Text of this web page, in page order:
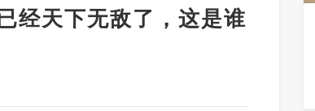
经天下无敌了，这是谁